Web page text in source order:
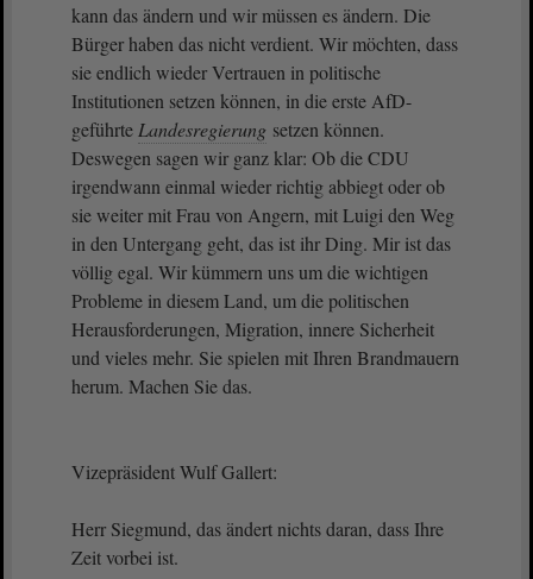
kann das ändern und wir müssen es ändern. Die
Bürger haben das nicht verdient. Wir möchten, dass
sie endlich wieder Vertrauen in politische
Institutionen setzen können, in die erste AfD-
geführte Landesregierung setzen können.
Deswegen sagen wir ganz klar: Ob die CDU
irgendwann einmal wieder richtig abbiegt oder ob
sie weiter mit Frau von Angern, mit Luigi den Weg
in den Untergang geht, das ist ihr Ding. Mir ist das
völlig egal. Wir kümmern uns um die wichtigen
Probleme in diesem Land, um die politischen
Herausforderungen, Migration, innere Sicherheit
und vieles mehr. Sie spielen mit Ihren Brandmauern
herum. Machen Sie das.
Vizepräsident Wulf Gallert:
Herr Siegmund, das ändert nichts daran, dass Ihre
Zeit vorbei ist.